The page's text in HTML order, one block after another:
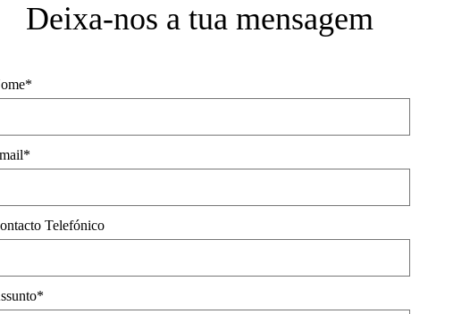
Deixa-nos a tua mensagem
Telefónico